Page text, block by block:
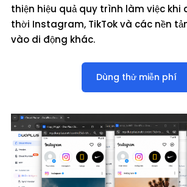
thiện hiệu quả quy trình làm việc khi
thời Instagram, TikTok và các nền
vào di động khác.
Dùng thử miễn phí